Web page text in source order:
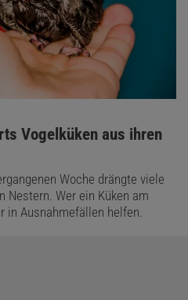
Vogelküken aus ihren
Woche drängte viele
Nestern. Wer ein Küken am
in Ausnahmefällen helfen.